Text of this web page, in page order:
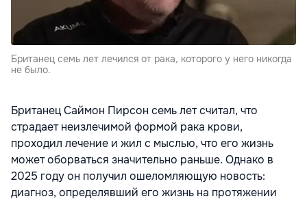
Британец семь лет лечился от рака, которого у него никогда
не было.
Британец Саймон Пирсон семь лет считал, что
страдает неизлечимой формой рака крови,
проходил лечение и жил с мыслью, что его жизнь
может оборваться значительно раньше. Однако в
2025 году он получил ошеломляющую новость:
диагноз, определявший его жизнь на протяжении